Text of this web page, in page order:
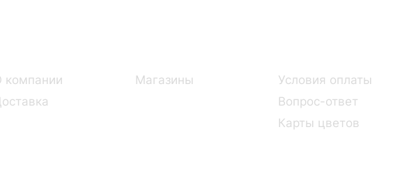
компании
Магазины
Условия оплаты
Вопрос-ответ
Карты цветов